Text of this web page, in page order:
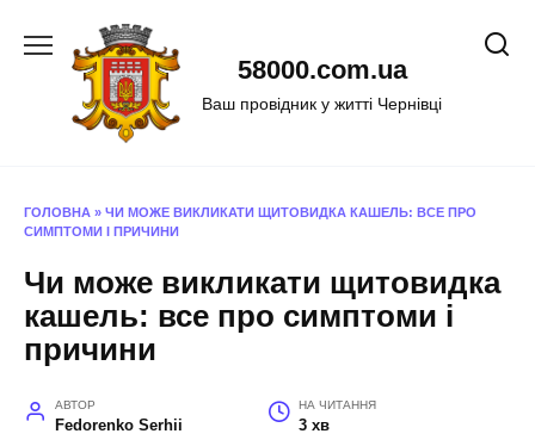
58000.com.ua
Ваш провідник у житті Чернівці
ГОЛОВНА » ЧИ МОЖЕ ВИКЛИКАТИ ЩИТОВИДКА КАШЕЛЬ: ВСЕ ПРО
СИМПТОМИ І ПРИЧИНИ
Чи може викликати щитовидка
кашель: все про симптоми і
причини
АВТОР
Fedorenko Serhii
НА ЧИТАННЯ
3 хв